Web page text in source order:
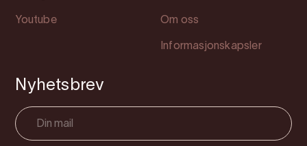
Youtube Om oss
Informasjonskapsler
Nyhetsbrev